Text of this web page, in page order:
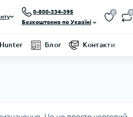
0-800-334-395
Безкоштовно по Україні
0 0
Блог Контакти